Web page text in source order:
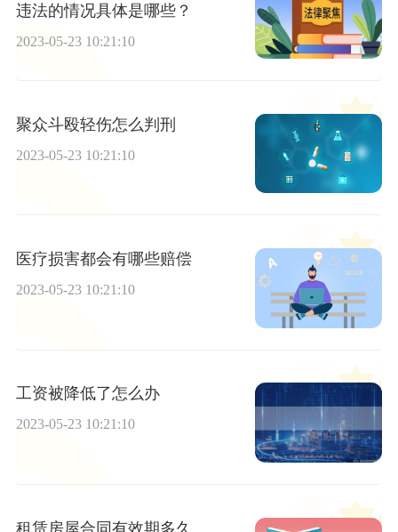
违法的情况具体是哪些？
2023-05-23 10:21:10
聚众斗殴轻伤怎么判刑
2023-05-23 10:21:10
医疗损害都会有哪些赔偿
2023-05-23 10:21:10
工资被降低了怎么办
2023-05-23 10:21:10
租赁房屋合同有效期多久